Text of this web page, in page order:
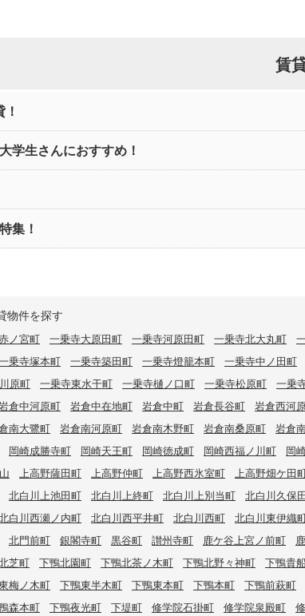
賃
学生さんにおすすめ！
集！
物件を探す
ノ宮町 一乗寺大原田町 一乗寺河原田町 一乗寺北大丸町
乗寺塚本町 一乗寺築田町 一乗寺燈籠本町 一乗寺中ノ田町
原町 一乗寺東水干町 一乗寺樋ノ口町 一乗寺松原町 一乗
倉中河原町 岩倉中在地町 岩倉中町 岩倉長谷町 岩倉西河
南大鷺町 岩倉南河原町 岩倉南木野町 岩倉南桑原町 岩倉
岡崎成勝寺町 岡崎天王町 岡崎徳成町 岡崎西福ノ川町 岡
上高野薩田町 上高野仲町 上高野西氷室町 上高野畑ケ田
北白川上池田町 北白川上終町 北白川上別当町 北白川久保
白川西瀬ノ内町 北白川西平井町 北白川西町 北白川東伊織
北門前町 銀閣寺町 黒谷町 讃州寺町 鹿ケ谷上宮ノ前町
芝町 下鴨北園町 下鴨北茶ノ木町 下鴨北野々神町 下鴨貴
梅ノ木町 下鴨東半木町 下鴨東本町 下鴨本町 下鴨前萩町
森本町 下鴨夜光町 下堤町 修学院石掛町 修学院泉殿町